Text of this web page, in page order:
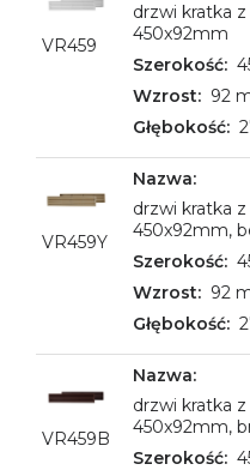
VR459
drzwi kratka
450x92mm
92
VR459Y
drzwi kratka
450x92mm,
92
VR459B
drzwi kratka
450x92mm,